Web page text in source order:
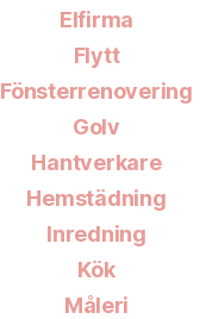
Elfirma
Flytt
Fönsterrenovering
Golv
Hantverkare
Hemstädning
Inredning
Kök
Måleri